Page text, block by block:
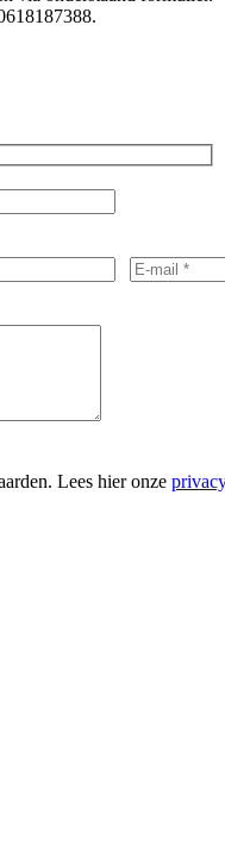
Lees hier onze